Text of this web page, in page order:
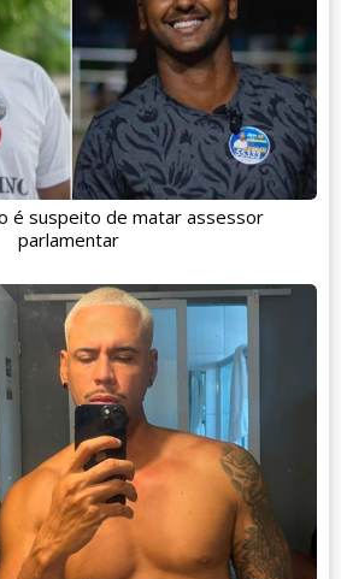
é suspeito de matar assessor
parlamentar